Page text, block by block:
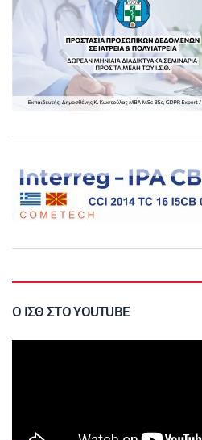
Ο ΙΣΘ ΣΤΟ YOUTUBE